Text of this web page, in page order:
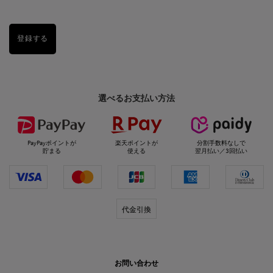
登録する
選べるお支払い方法
PayPayポイントが
貯まる
楽天ポイントが
使える
分割手数料なしで
翌月払い／3回払い
代金引換
お問い合わせ